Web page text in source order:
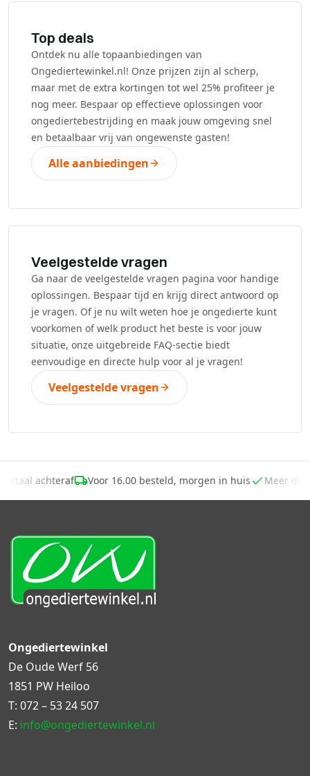
Top deals
Ontdek nu alle topaanbiedingen van
Ongediertewinkel.nl! Onze prijzen zijn al scherp,
maar met de extra kortingen tot wel 25% profiteer je
nog meer. Bespaar op effectieve oplossingen voor
ongediertebestrijding en maak jouw omgeving snel
en betaalbaar vrij van ongewenste gasten!
Alle aanbiedingen
Veelgestelde vragen
Ga naar de veelgestelde vragen pagina voor handige
oplossingen. Bespaar tijd en krijg direct antwoord op
je vragen. Of je nu wilt weten hoe je ongedierte kunt
voorkomen of welk product het beste is voor jouw
situatie, onze uitgebreide FAQ-sectie biedt
eenvoudige en directe hulp voor al je vragen!
Veelgestelde vragen
Betaal achteraf Voor 16.00 besteld, morgen in huis Meer
Ongediertewinkel
De Oude Werf 56
1851 PW Heiloo
T: 072 – 53 24 507
E: info@ongediertewinkel.nl